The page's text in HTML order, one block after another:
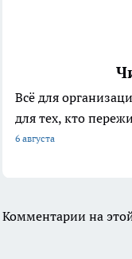
Всё для
для тех, кто
6 августа
Комментарии на